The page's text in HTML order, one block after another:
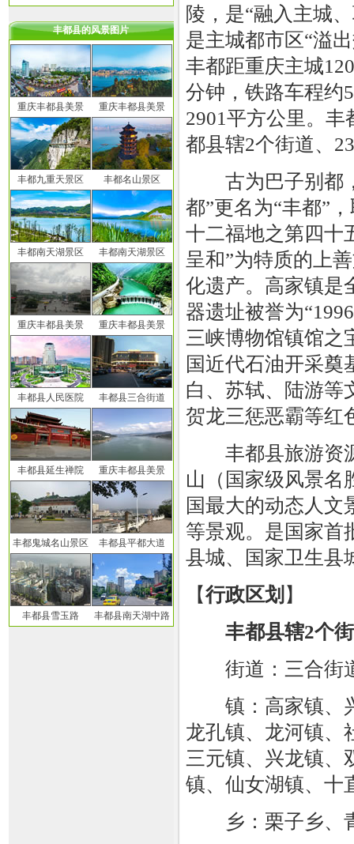
丰都县的风景图片
重庆丰都县美景 重庆丰都县美景
丰都九重天景区 丰都名山景区
丰都南天湖景区 丰都南天湖景区
重庆丰都县美景 重庆丰都县美景
丰都县人民医院 丰都县三合街道
丰都县延生禅院 重庆丰都县美景
丰都鬼城名山景区 丰都县平都大道
丰都县雪玉路 丰都县南天湖中路
陵，是“融入主城
是主城都市区“溢
丰都距重庆主城
分钟，铁路车程约
2901平方公里。丰
都县辖2个街道、
古为巴子别都，
都”更名为“丰都”
十二福地之第四十
呈和”为特质的上
化遗产。高家镇是
器遗址被誉为
三峡博物馆镇馆之
国近代石油开采奠
白、苏轼、陆游等
贺龙三惩恶霸等红
丰都县旅游资源
山（国家级风景名
国最大的动态人文
等景观。是国家首
县城、国家卫生县
【行政区划 】
丰都县辖2个
街道：三合街
镇：高家镇、兴
龙孔镇、龙河镇、
三元镇、兴龙镇、
镇、仙女湖镇、十
乡：栗子乡、青